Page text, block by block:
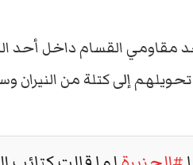
إلى كتلة من النيران